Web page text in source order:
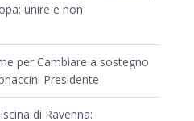
unire e non
per Cambiare a sostegno
Presidente
di Ravenna: